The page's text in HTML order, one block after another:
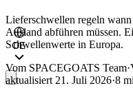
DE
Lieferschwellen regeln
Ausland abführen müssen.
Schwellenwerte in Europa.
Vom SPACEGOATS Team·
aktualisiert 21. Juli 2026·8